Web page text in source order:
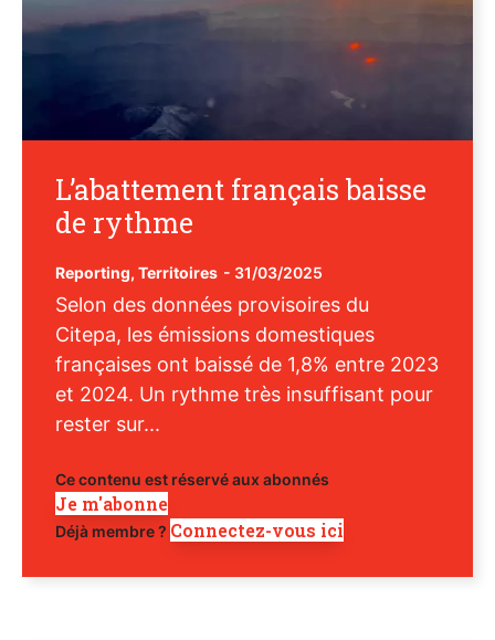
L’abattement français baisse
de rythme
Reporting, Territoires - 31/03/2025
Selon des données provisoires du
Citepa, les émissions domestiques
françaises ont baissé de 1,8% entre 2023
et 2024. Un rythme très insuffisant pour
rester sur...
Ce contenu est réservé aux abonnés
Je m'abonne
Déjà membre ? Connectez-vous ici